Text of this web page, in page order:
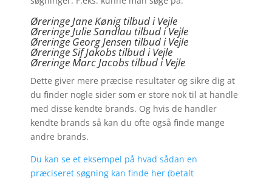
Øreringe Jane Kønig tilbud i Vejle
Øreringe Julie Sandlau tilbud i Vejle
Øreringe Georg Jensen tilbud i Vejle
ØreringeSif Jakobs tilbud i Vejle
Øreringe Marc Jacobs tilbud i Vejle
Dette giver mere præcise resultater og sikre dig at
du finder nogle sider som er store nok til at handle
med disse kendte brands. Og hvis de handler
kendte brands så kan du ofte også finde mange
andre brands.
Du kan se et eksempel på hvad sådan en
præciseret søgning kan finde her (betalt